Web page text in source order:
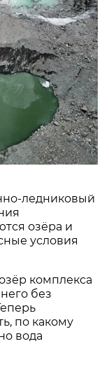
ледниковый
озёра и
условия
комплекса
без
по какому
вода